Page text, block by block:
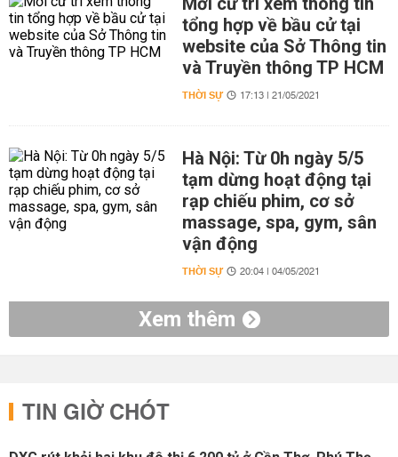
tổng hợp về bầu cử tại
website của Sở Thông tin
và Truyền thông TP HCM
THỜI SỰ 17:13 | 21/05/2021
Hà Nội: Từ 0h ngày 5/5
tạm dừng hoạt động tại
rạp chiếu phim, cơ sở
massage, spa, gym, sân
vận động
THỜI SỰ 20:04 | 04/05/2021
Xem thêm
TIN GIỜ CHÓT